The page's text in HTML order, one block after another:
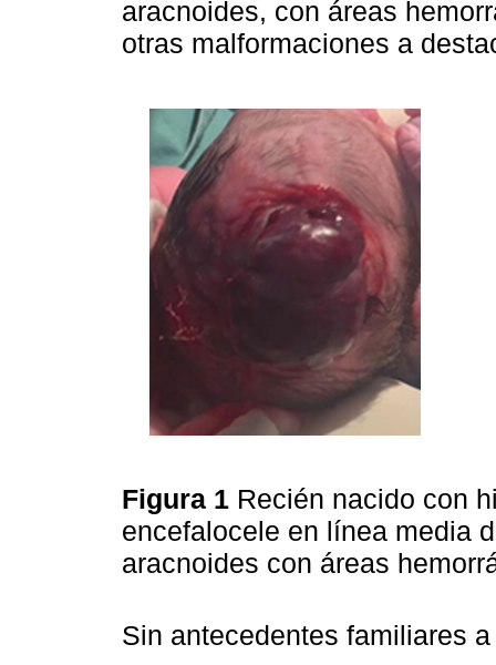
aracnoides, con áreas
otras malformaciones a
Figura 1 Recién nacido con
encefalocele en línea media
aracnoides con áreas
Sin antecedentes familiares